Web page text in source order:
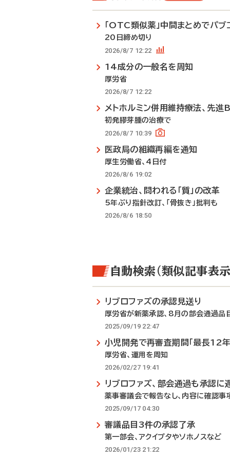
「OTC類似薬」中間まとめでパブ
20日締め切り
2026/8/7 12:22
14成分の一般名を周知
厚労省
2026/8/7 12:22
メトホルミン併用維持療法、先進
初発膠芽腫の治療で
2026/8/7 10:39
医政局の組織再編を通知
厚生労働省、4日付
2026/8/6 19:02
企業統治、問われる「質」の改革
5年ぶり指針改訂、「骨抜き」批判も
2026/8/6 18:50
自動検索（類似記事表示
リブロファズの承認見送り
厚労省が新薬承認、8月の部会通過品
2025/09/19 22:47
小児開発で再審査期間「最長12年
厚労省、運用を周知
2026/02/27 19:41
リブロファズ、部会通過も承認に
薬事審議会で報告なし、内容に確認事
2025/09/17 04:30
審議品目3件の承認了承
第一部会、アクイプタやソホノスなど
2026/01/23 21:22